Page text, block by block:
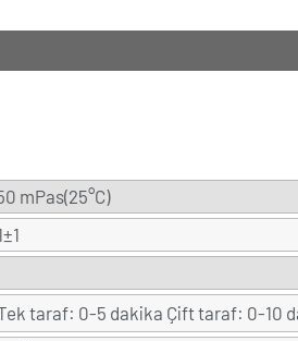
mPas(25°C)
taraf: 0-5 dakika Çift taraf: 0-10